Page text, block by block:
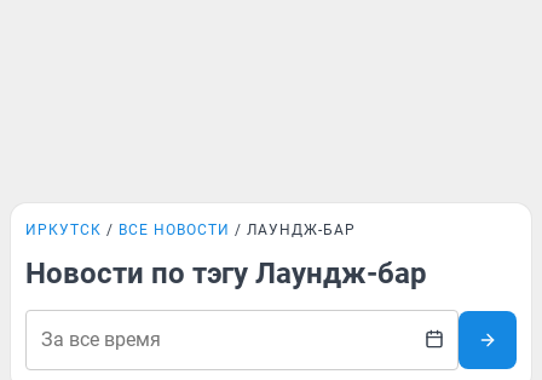
ИРКУТСК ВСЕ НОВОСТИ ЛАУНДЖ-БАР
Новости по тэгу Лаундж-бар